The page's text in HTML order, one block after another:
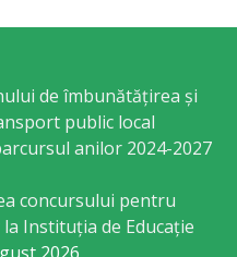
de îmbunătățirea și
public local
anilor 2024-2027
concursului pentru
Instituția de Educație
2026